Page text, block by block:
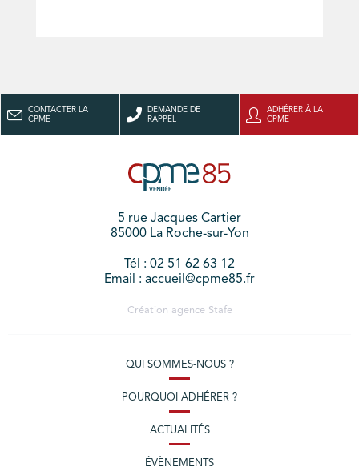
CONTACTER LA
CPME
DEMANDE DE
RAPPEL
ADHÉRER À LA
CPME
5 rue Jacques Cartier
85000 La Roche-sur-Yon
Tél : 02 51 62 63 12
Email : accueil@cpme85.fr
Création agence Stafe
QUI SOMMES-NOUS ?
POURQUOI ADHÉRER ?
ACTUALITÉS
ÉVÈNEMENTS